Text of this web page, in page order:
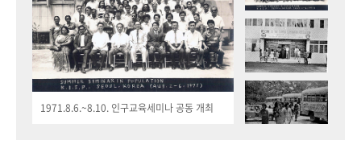
1971.8.6.~8.10. 인구교육세미나 공동 개최